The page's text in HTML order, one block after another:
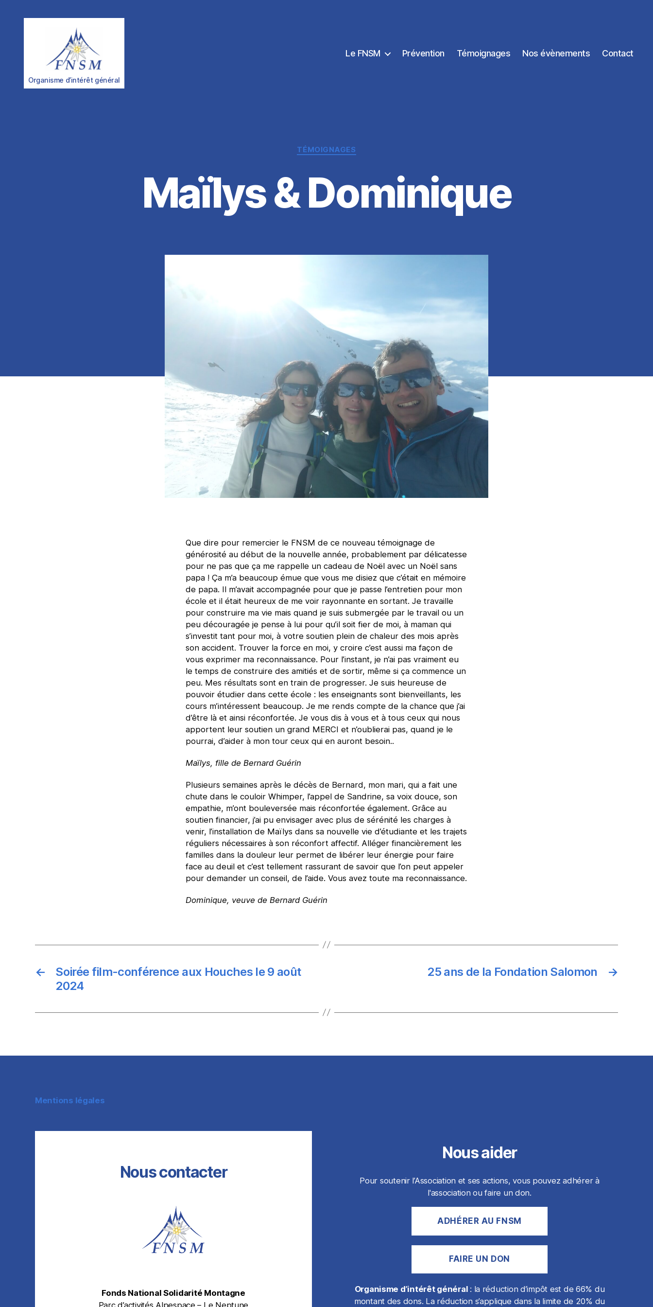
FNSM
Organisme d’intérêt général
Le FNSM Prévention Témoignages Nos évènements Contact
Catégories
TÉMOIGNAGES
Maïlys & Dominique
Que dire pour remercier le FNSM de ce nouveau témoignage de
générosité au début de la nouvelle année, probablement par délicatesse
pour ne pas que ça me rappelle un cadeau de Noël avec un Noël sans
papa ! Ça m’a beaucoup émue que vous me disiez que c’était en mémoire
de papa. Il m’avait accompagnée pour que je passe l’entretien pour mon
école et il était heureux de me voir rayonnante en sortant. Je travaille
pour construire ma vie mais quand je suis submergée par le travail ou un
peu découragée je pense à lui pour qu’il soit fier de moi, à maman qui
s’investit tant pour moi, à votre soutien plein de chaleur des mois après
son accident. Trouver la force en moi, y croire c’est aussi ma façon de
vous exprimer ma reconnaissance. Pour l’instant, je n’ai pas vraiment eu
le temps de construire des amitiés et de sortir, même si ça commence un
peu. Mes résultats sont en train de progresser. Je suis heureuse de
pouvoir étudier dans cette école : les enseignants sont bienveillants, les
cours m’intéressent beaucoup. Je me rends compte de la chance que j’ai
d’être là et ainsi réconfortée. Je vous dis à vous et à tous ceux qui nous
apportent leur soutien un grand MERCI et n’oublierai pas, quand je le
pourrai, d’aider à mon tour ceux qui en auront besoin..
Maïlys, fille de Bernard Guérin
Plusieurs semaines après le décès de Bernard, mon mari, qui a fait une
chute dans le couloir Whimper, l’appel de Sandrine, sa voix douce, son
empathie, m’ont bouleversée mais réconfortée également. Grâce au
soutien financier, j’ai pu envisager avec plus de sérénité les charges à
venir, l’installation de Maïlys dans sa nouvelle vie d’étudiante et les trajets
réguliers nécessaires à son réconfort affectif. Alléger financièrement les
familles dans la douleur leur permet de libérer leur énergie pour faire
face au deuil et c’est tellement rassurant de savoir que l’on peut appeler
pour demander un conseil, de l’aide. Vous avez toute ma reconnaissance.
Dominique, veuve de Bernard Guérin
←
Soirée film-conférence aux Houches le 9 août
2024
→
25 ans de la Fondation Salomon
Mentions légales
Nous contacter
Fonds National Solidarité Montagne
Parc d’activités Alpespace – Le Neptune
Nous aider
Pour soutenir l’Association et ses actions, vous pouvez adhérer à
l'association ou faire un don.
ADHÉRER AU FNSM
FAIRE UN DON
Organisme d’intérêt général : la réduction d’impôt est de 66% du
montant des dons. La réduction s’applique dans la limite de 20% du